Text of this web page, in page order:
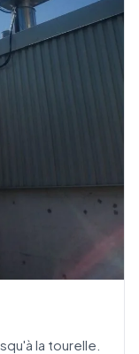
la tourelle.